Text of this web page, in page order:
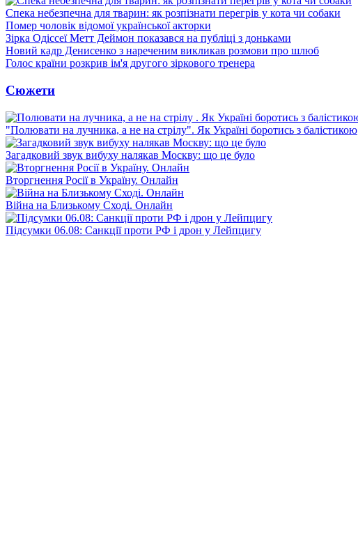
Спека небезпечна для тварин: як розпізнати перегрів у кота чи собаки
Помер чоловік відомої української акторки
Зірка Одіссеї Метт Деймон показався на публіці з доньками
Новий кадр Денисенко з нареченим викликав розмови про шлюб
Голос країни розкрив ім'я другого зіркового тренера
Сюжети
"Полювати на лучника, а не на стрілу". Як Україні боротись з балістикою
Загадковий звук вибуху налякав Москву: що це було
Вторгнення Росії в Україну. Онлайн
Війна на Близькому Сході. Онлайн
Підсумки 06.08: Санкції проти РФ і дрон у Лейпцигу